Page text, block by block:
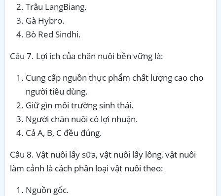
Trâu LangBiang.
Gà Hybro.
Bò Red Sindhi.
Câu 7. Lợi ích của chăn nuôi bền vững là:
Cung cấp nguồn thực phẩm chất lượng cao cho
người tiêu dùng.
Giữ gìn môi trường sinh thái.
Người chăn nuôi có lợi nhuận.
Cả A, B, C đều đúng.
Câu 8. Vật nuôi lấy sữa, vật nuôi lấy lông, vật nuôi
làm cảnh là cách phân loại vật nuôi theo:
Nguồn gốc.